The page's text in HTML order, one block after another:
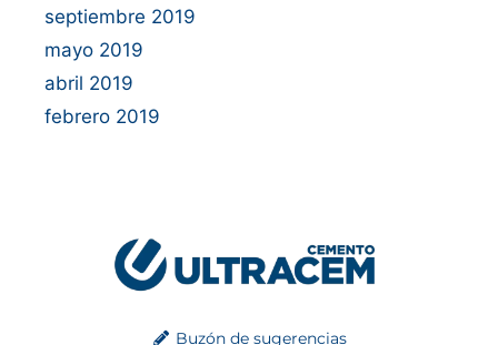
septiembre 2019
mayo 2019
abril 2019
febrero 2019
Buzón de sugerencias